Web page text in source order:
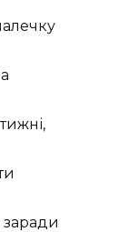
заради